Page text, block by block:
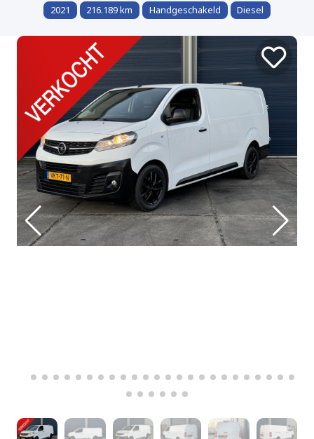
2021 216.189 km Handgeschakeld Diesel